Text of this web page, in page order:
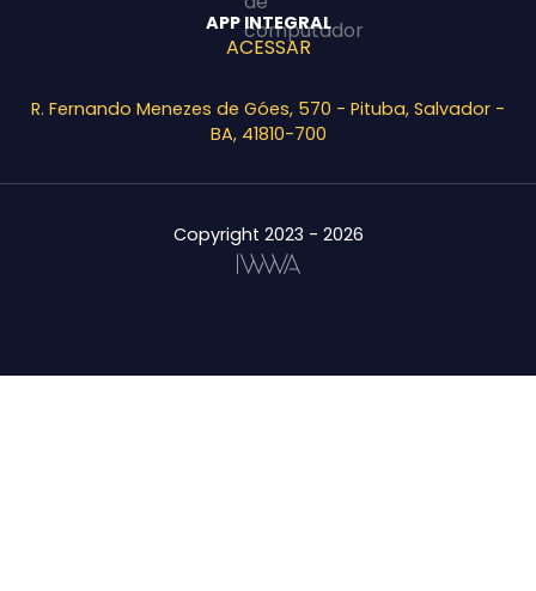
APP INTEGRAL
ACESSAR
R. Fernando Menezes de Góes, 570 - Pituba, Salvador -
BA, 41810-700
Copyright 2023 - 2026